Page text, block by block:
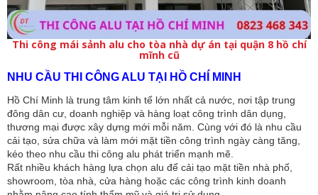
Thi công mái sảnh alu cho tòa nhà dự án tại quận 8 hồ chí
mĩnh cũ
NHU CẦU THI CÔNG ALU TẠI HỒ CHÍ MINH
Hồ Chí Minh là trung tâm kinh tế lớn nhất cả nước, nơi tập trung
đông dân cư, doanh nghiệp và hàng loạt công trình dân dụng,
thương mại được xây dựng mới mỗi năm. Cùng với đó là nhu cầu
cải tạo, sửa chữa và làm mới mặt tiền công trình ngày càng tăng,
kéo theo nhu cầu thi công alu phát triển mạnh mẽ.
Rất nhiều khách hàng lựa chọn alu để cải tạo mặt tiền nhà phố,
showroom, tòa nhà, cửa hàng hoặc các công trình kinh doanh